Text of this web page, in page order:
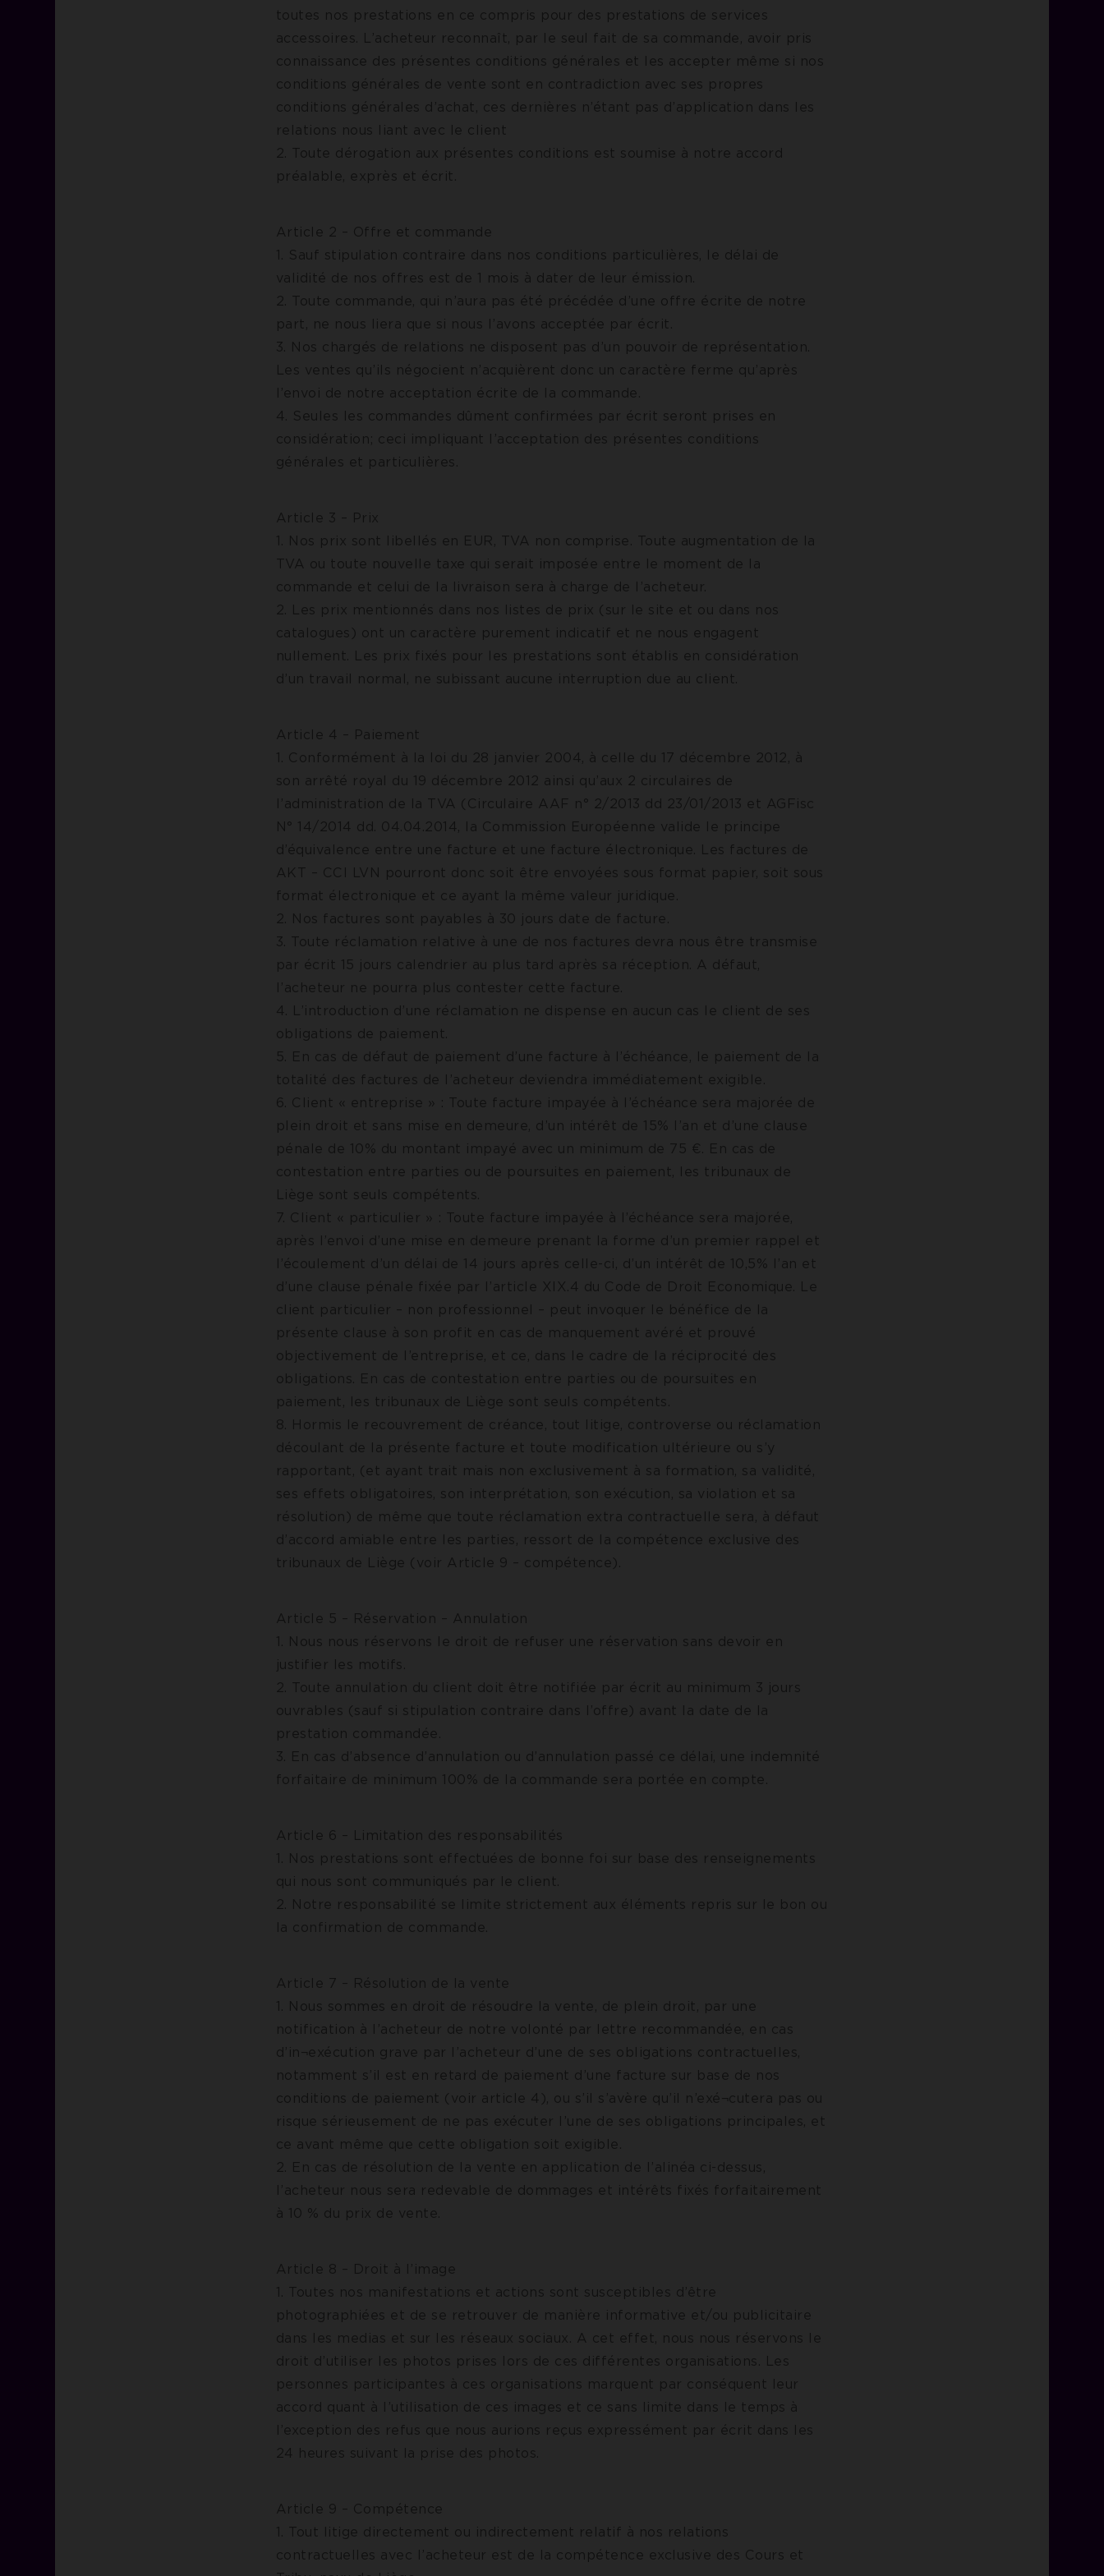
toutes nos prestations en ce compris pour des prestations de services
accessoires. L’acheteur reconnaît, par le seul fait de sa commande, avoir pris
connaissance des présentes conditions générales et les accepter même si nos
conditions générales de vente sont en contradiction avec ses propres
conditions générales d’achat, ces dernières n’étant pas d’application dans les
relations nous liant avec le client
2. Toute dérogation aux présentes conditions est soumise à notre accord
préalable, exprès et écrit.
Article 2 – Offre et commande
1. Sauf stipulation contraire dans nos conditions particulières, le délai de
validité de nos offres est de 1 mois à dater de leur émission.
2. Toute commande, qui n’aura pas été précédée d’une offre écrite de notre
part, ne nous liera que si nous l’avons acceptée par écrit.
3. Nos chargés de relations ne disposent pas d’un pouvoir de représentation.
Les ventes qu’ils négocient n’acquièrent donc un caractère ferme qu’après
l’envoi de notre acceptation écrite de la commande.
4. Seules les commandes dûment confirmées par écrit seront prises en
considération; ceci impliquant l’acceptation des présentes conditions
générales et particulières.
Article 3 – Prix
1. Nos prix sont libellés en EUR, TVA non comprise. Toute augmentation de la
TVA ou toute nouvelle taxe qui serait imposée entre le moment de la
commande et celui de la livraison sera à charge de l’acheteur.
2. Les prix mentionnés dans nos listes de prix (sur le site et ou dans nos
catalogues) ont un caractère purement indicatif et ne nous engagent
nullement. Les prix fixés pour les prestations sont établis en considération
d’un travail normal, ne subissant aucune interruption due au client.
Article 4 – Paiement
1. Conformément à la loi du 28 janvier 2004, à celle du 17 décembre 2012, à
son arrêté royal du 19 décembre 2012 ainsi qu’aux 2 circulaires de
l’administration de la TVA (Circulaire AAF n° 2/2013 dd 23/01/2013 et AGFisc
N° 14/2014 dd. 04.04.2014, la Commission Européenne valide le principe
d’équivalence entre une facture et une facture électronique. Les factures de
AKT – CCI LVN pourront donc soit être envoyées sous format papier, soit sous
format électronique et ce ayant la même valeur juridique.
2. Nos factures sont payables à 30 jours date de facture.
3. Toute réclamation relative à une de nos factures devra nous être transmise
par écrit 15 jours calendrier au plus tard après sa réception. A défaut,
l’acheteur ne pourra plus contester cette facture.
4. L’introduction d’une réclamation ne dispense en aucun cas le client de ses
obligations de paiement.
5. En cas de défaut de paiement d’une facture à l’échéance, le paiement de la
totalité des factures de l’acheteur deviendra immédiatement exigible.
6. Client « entreprise » : Toute facture impayée à l’échéance sera majorée de
plein droit et sans mise en demeure, d’un intérêt de 15% l’an et d’une clause
pénale de 10% du montant impayé avec un minimum de 75 €. En cas de
contestation entre parties ou de poursuites en paiement, les tribunaux de
Liège sont seuls compétents.
7. Client « particulier » : Toute facture impayée à l’échéance sera majorée,
après l’envoi d’une mise en demeure prenant la forme d’un premier rappel et
l’écoulement d’un délai de 14 jours après celle-ci, d’un intérêt de 10,5% l’an et
d’une clause pénale fixée par l’article XIX.4 du Code de Droit Economique. Le
client particulier – non professionnel – peut invoquer le bénéfice de la
présente clause à son profit en cas de manquement avéré et prouvé
objectivement de l’entreprise, et ce, dans le cadre de la réciprocité des
obligations. En cas de contestation entre parties ou de poursuites en
paiement, les tribunaux de Liège sont seuls compétents.
8. Hormis le recouvrement de créance, tout litige, controverse ou réclamation
découlant de la présente facture et toute modification ultérieure ou s’y
rapportant, (et ayant trait mais non exclusivement à sa formation, sa validité,
ses effets obligatoires, son interprétation, son exécution, sa violation et sa
résolution) de même que toute réclamation extra contractuelle sera, à défaut
d’accord amiable entre les parties, ressort de la compétence exclusive des
tribunaux de Liège (voir Article 9 – compétence).
Article 5 – Réservation – Annulation
1. Nous nous réservons le droit de refuser une réservation sans devoir en
justifier les motifs.
2. Toute annulation du client doit être notifiée par écrit au minimum 3 jours
ouvrables (sauf si stipulation contraire dans l’offre) avant la date de la
prestation commandée.
3. En cas d’absence d’annulation ou d’annulation passé ce délai, une indemnité
forfaitaire de minimum 100% de la commande sera portée en compte.
Article 6 – Limitation des responsabilités
1. Nos prestations sont effectuées de bonne foi sur base des renseignements
qui nous sont communiqués par le client.
2. Notre responsabilité se limite strictement aux éléments repris sur le bon ou
la confirmation de commande.
Article 7 – Résolution de la vente
1. Nous sommes en droit de résoudre la vente, de plein droit, par une
notification à l’acheteur de notre volonté par lettre recommandée, en cas
d’in¬exécution grave par l’acheteur d’une de ses obligations contractuelles,
notamment s’il est en retard de paiement d’une facture sur base de nos
conditions de paiement (voir article 4), ou s’il s’avère qu’il n’exé¬cutera pas ou
risque sérieusement de ne pas exécuter l’une de ses obligations principales, et
ce avant même que cette obligation soit exigible.
2. En cas de résolution de la vente en application de l’alinéa ci-dessus,
l’acheteur nous sera redevable de dommages et intérêts fixés forfaitairement
à 10 % du prix de vente.
Article 8 – Droit à l’image
1. Toutes nos manifestations et actions sont susceptibles d’être
photographiées et de se retrouver de manière informative et/ou publicitaire
dans les medias et sur les réseaux sociaux. A cet effet, nous nous réservons le
droit d’utiliser les photos prises lors de ces différentes organisations. Les
personnes participantes à ces organisations marquent par conséquent leur
accord quant à l’utilisation de ces images et ce sans limite dans le temps à
l’exception des refus que nous aurions reçus expressément par écrit dans les
24 heures suivant la prise des photos.
Article 9 – Compétence
1. Tout litige directement ou indirectement relatif à nos relations
contractuelles avec l’acheteur est de la compétence exclusive des Cours et
ACCEPTER LES COOKIES SÉLECTIONNÉS